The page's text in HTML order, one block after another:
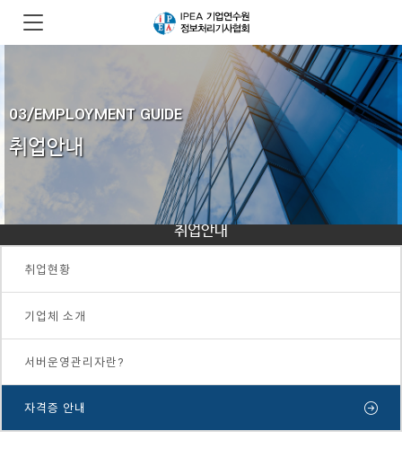
03/EMPLOYMENT GUIDE
취업안내
Employment Guide
취업안내
취업현황
기업체 소개
서버운영관리자란?
자격증 안내